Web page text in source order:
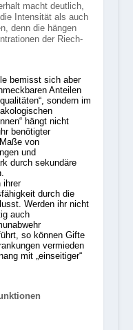
macht deutlich,
Intensität als auch
denn die hängen
der Riech-
bemisst sich aber
Anteilen
sondern im
hängt nicht
benötigter
von
und
durch sekundäre
ihrer
durch die
Werden ihr nicht
auch
so können Gifte
vermieden
mit „einseitiger“